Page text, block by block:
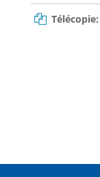
Télécopie: